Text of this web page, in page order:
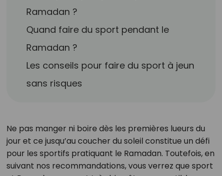
Ramadan ?
Quand faire du sport pendant le
Ramadan ?
Les conseils pour faire du sport à jeun
sans risques
Ne pas manger ni boire dès les premières lueurs du
jour et ce jusqu’au coucher du soleil constitue un défi
pour les sportifs pratiquant le Ramadan. Toutefois, en
suivant nos recommandations, vous verrez que sport